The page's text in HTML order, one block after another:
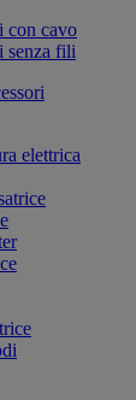
con cavo
senza fili
elettrica